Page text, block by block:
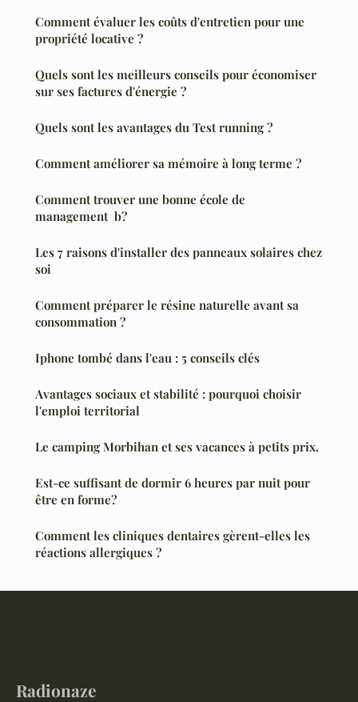
Comment évaluer les coûts d'entretien pour une
propriété locative ?
Quels sont les meilleurs conseils pour économiser
sur ses factures d'énergie ?
Quels sont les avantages du Test running ?
Comment améliorer sa mémoire à long terme ?
Comment trouver une bonne école de
management b?
Les 7 raisons d'installer des panneaux solaires chez
soi
Comment préparer le résine naturelle avant sa
consommation ?
Iphone tombé dans l'eau : 5 conseils clés
Avantages sociaux et stabilité : pourquoi choisir
l'emploi territorial
Le camping Morbihan et ses vacances à petits prix.
Est-ce suffisant de dormir 6 heures par nuit pour
être en forme?
Comment les cliniques dentaires gèrent-elles les
réactions allergiques ?
Radionaze